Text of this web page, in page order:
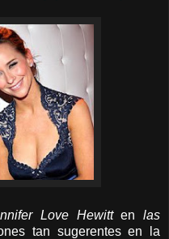
Love Hewittenlas
tan sugerentes en la